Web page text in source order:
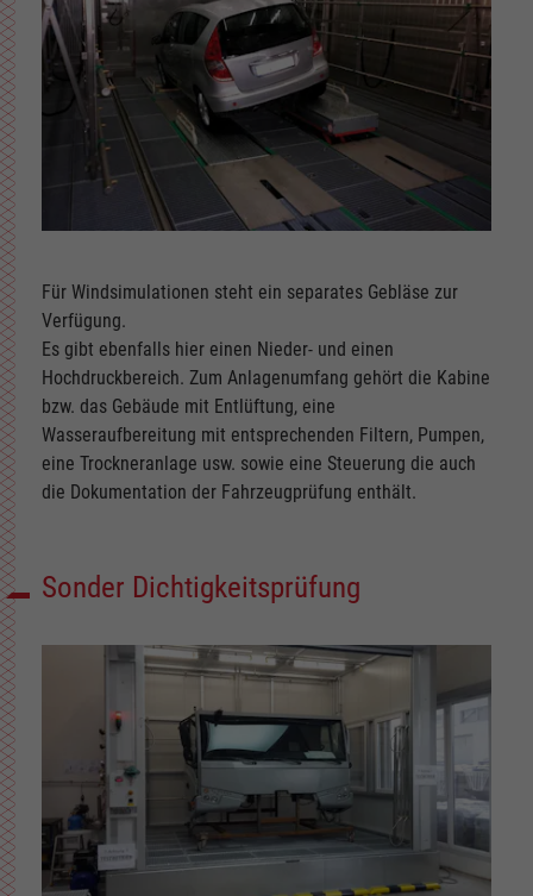
Für Windsimulationen steht ein separates Gebläse zur
Verfügung.
Es gibt ebenfalls hier einen Nieder- und einen
Hochdruckbereich. Zum Anlagenumfang gehört die Kabine
bzw. das Gebäude mit Entlüftung, eine
Wasseraufbereitung mit entsprechenden Filtern, Pumpen,
eine Trockneranlage usw. sowie eine Steuerung die auch
die Dokumentation der Fahrzeugprüfung enthält.
Sonder Dichtigkeitsprüfung